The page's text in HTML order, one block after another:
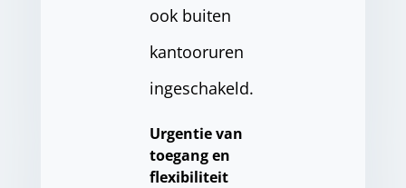
ook buiten
kantooruren
ingeschakeld.
Urgentie van
toegang en
flexibiliteit